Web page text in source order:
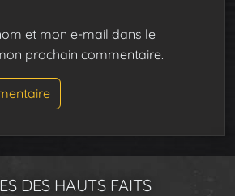
et mon e-mail dans le
prochain commentaire.
DES HAUTS FAITS